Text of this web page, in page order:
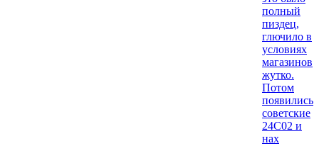
полный
пиздец,
глючило в
условиях
магазинов
жутко.
Потом
появились
советские
24С02 и
нах